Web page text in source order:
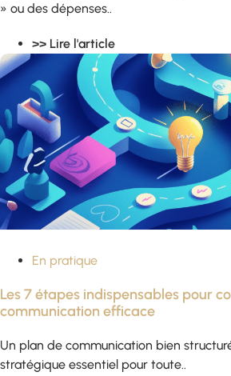
» ou des dépenses..
>> Lire l'article
En pratique
Les 7 étapes indispensables pour
communication efficace
Un plan de communication bien
stratégique essentiel pour toute..